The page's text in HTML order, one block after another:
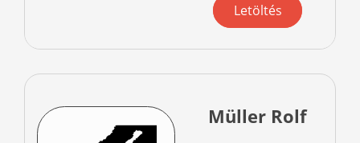
Letöltés
Müller Rolf